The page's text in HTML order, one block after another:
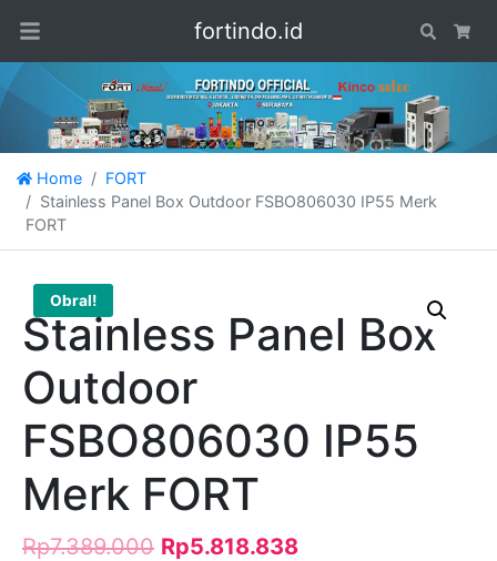
fortindo.id Search
Home
FORT
Stainless Panel Box Outdoor FSBO806030 IP55 Merk
FORT
Obral!
Stainless Panel Box
Outdoor
FSBO806030 IP55
Merk FORT
Rp7.389.000 Rp5.818.838